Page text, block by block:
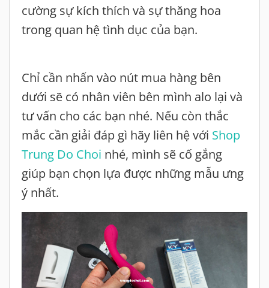
cường sự kích thích và sự thăng hoa
trong quan hệ tình dục của bạn.
Chỉ cần nhấn vào nút mua hàng bên
dưới sẽ có nhân viên bên mình alo lại và
tư vấn cho các bạn nhé. Nếu còn thắc
mắc cần giải đáp gì hãy liên hệ với Shop
Trung Do Choi nhé, mình sẽ cố gắng
giúp bạn chọn lựa được những mẫu ưng
ý nhất.